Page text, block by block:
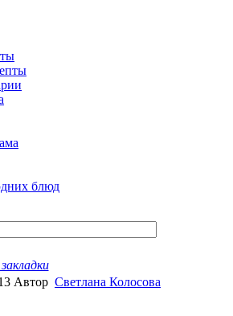
блюд
Автор Светлана Колосова